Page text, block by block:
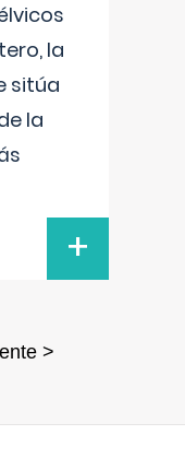
la
sitúa
la
+
>